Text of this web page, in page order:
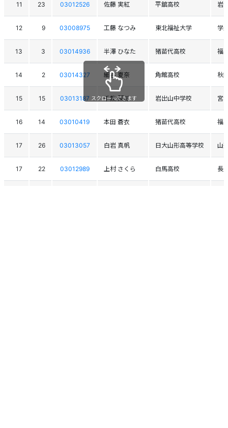
11 23 03012526 佐藤 実紅 平舘高校 岩
12 9 03008975 工藤 なつみ 東北福祉大学 学
13 3 03014936 半澤 ひなた 猪苗代高校 福
14 2 03014327 細谷 夏奈 角館高校 秋
15 15 03013187 千葉 栞那 岩出山中学校 宮
16 14 03010419 本田 蒼衣 猪苗代高校 福
17 26 03013057 白岩 真帆 日大山形高等学校 山
17 22 03012989 上村 さくら 白馬高校 長
スクロールできます